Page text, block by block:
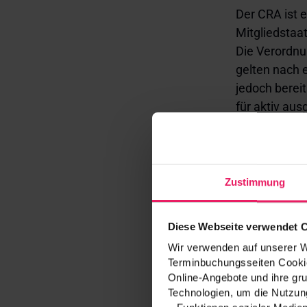
Zustimmung
Diese Webseite verwendet
Wir verwenden auf unserer
Terminbuchungsseiten
Online-Angebote und ihre
Technologien, um die
Der CRA ist
Die
gelten nach
jedoch
für aktiv
Damit ist
ab
Was